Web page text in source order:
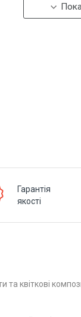
Гарантія
якості
квіткові